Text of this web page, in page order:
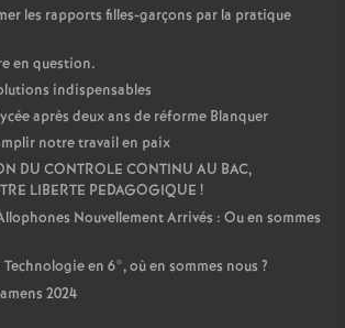
les rapports filles-garçons par la pratique
en question.
indispensables
après deux ans de réforme Blanquer
notre travail en paix
DU CONTROLE CONTINU AU BAC,
LIBERTE PEDAGOGIQUE !
Nouvellement Arrivés : Ou en sommes
en 6°, où en sommes nous ?
2024